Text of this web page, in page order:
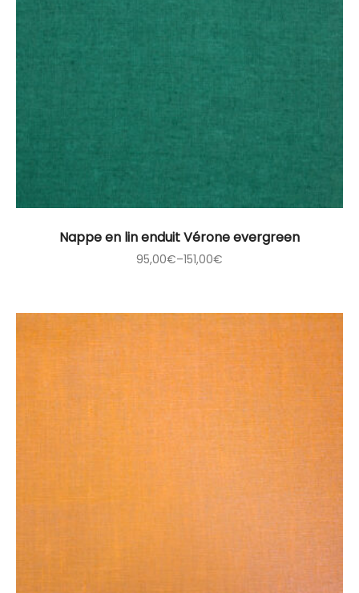
Nappe en lin enduit Vérone evergreen
95,00€–151,00€